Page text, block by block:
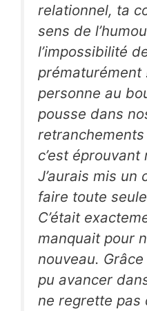
relationnel, ta
sens de
l’impossibilité
personne au
pousse dans
c’est
J’aurais mis un
faire toute
C’était
manquait pour
nouveau.
pu avancer
ne regrette pas